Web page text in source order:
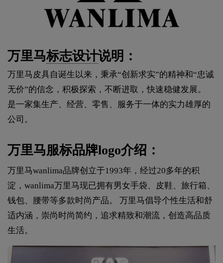
万里马标志设计说明：
万里马皮具自诞生以来，秉承“创新求实”的精神和“忠诚
无价”的信念，积极探索，不断进取，快速稳健发展。
是一家集生产、经营、零售、服务于一体的实力雄厚的
公司。
万里马服标品牌logo介绍：
万里马wanlima品牌创立于1993年，经过20多年的积
淀，wanlima万里马现已拥有男女手袋、皮鞋、旅行箱、
钱包、腰带等多款时尚产品。 万里马倡导个性生活和舒
适内涵，崇尚时尚简约，追求精致和潮流，创造高品质
生活。